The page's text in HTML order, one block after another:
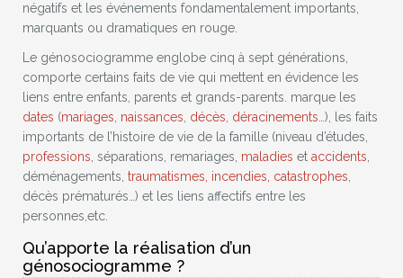
négatifs et les événements fondamentalement importants,
marquants ou dramatiques en rouge.
Le génosociogramme englobe cinq à sept générations,
comporte certains faits de vie qui mettent en évidence les
liens entre enfants, parents et grands-parents. marque les
dates (mariages naissances décès déracinements …), les faits
importants de l’histoire de vie de la famille (niveau d’études,
professions , séparations, remariages, maladies et accidents
déménagements, traumatismes, incendies, catastrophes
décès prématurés…) et les liens affectifs entre les
personnes,etc.
Qu’apporte la réalisation d’un
génosociogramme ?